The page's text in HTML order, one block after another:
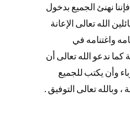
نهنئ الجميع بدخول
الله تعالى الإعانة
واغتنامه في
كما ندعو الله تعالى أن
وأن يكتب للجميع
، وبالله تعالى التوفيق .